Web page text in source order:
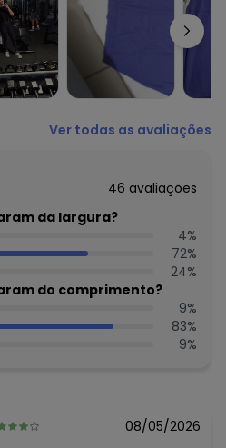
é o menor oferecido em
tamanho disponível.
N/D*
N/D*
R$ 19,99
R$ 19,99
N/D*
N/D*
Ver todas as avaliações
46 avaliações
da largura?
4%
72%
24%
do comprimento?
9%
83%
9%
08/05/2026